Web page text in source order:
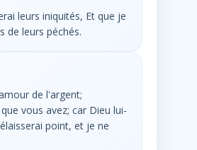
leurs iniquités, Et que je
de leurs péchés.
de l'argent;
vous avez; car Dieu lui-
point, et je ne